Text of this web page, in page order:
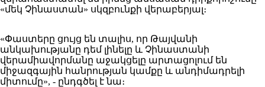
«մեկ Չինաստան» սկզբունքի վերաբերյալ։
«Փաստերը ցույց են տալիս, որ Թայվանի
անկախությանը դեմ լինելը և Չինաստանի
վերամիավորմանը աջակցելը արտացոլում են
միջազգային հանրության կամքը և անդիմադրելի
միտումը», - ընդգծել է նա։